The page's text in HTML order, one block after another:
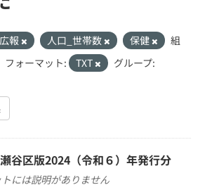
報 人口_世帯数 保健
組
フォーマット: TXT
グループ:
谷区版2024（令和６）年発行分
には説明がありません